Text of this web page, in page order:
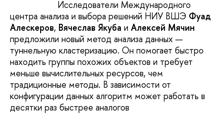
Исследователи Международного
центра анализа и выбора решений НИУ ВШЭ Фуад
Алескеров, Вячеслав Якуба и Алексей Мячин
предложили новый метод анализа данных —
туннельную кластеризацию. Он помогает быстро
находить группы похожих объектов и требует
меньше вычислительных ресурсов, чем
традиционные методы. В зависимости от
конфигурации данных алгоритм может работать в
десятки раз быстрее аналогов